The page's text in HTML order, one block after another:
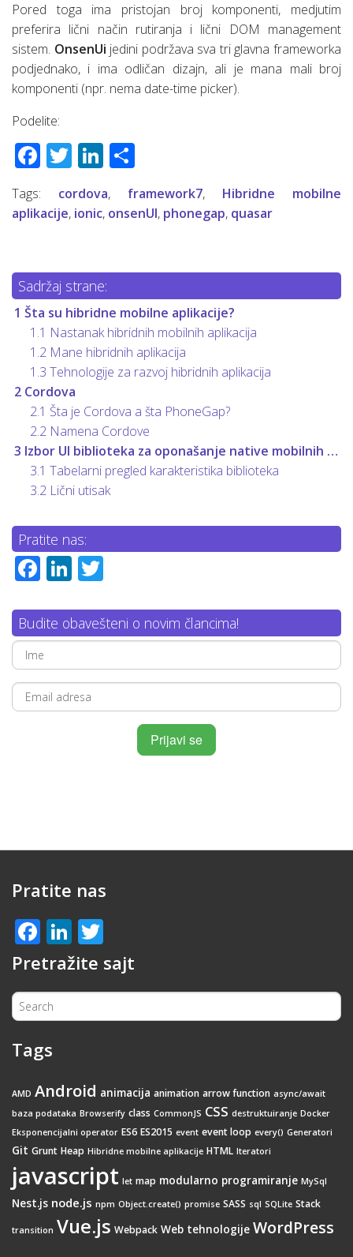
Pored toga ima pristojan broj komponenti, medjutim
preferira lični način rutiranja i lični DOM management
sistem. OnsenUi jedini podržava sva tri glavna frameworka
podjednako, i ima odličan dizajn, ali je mana mali broj
komponenti (npr. nema date-time picker).
Podelite:
Facebook
TwitterLinkedIn
Tags: cordova, framework7, Hibridne mobilne
aplikacije, ionic, onsenUI, phonegap, quasar
Sadržaj strane:
1 Šta su hibridne mobilne aplikacije?
1.1 Nastanak hibridnih mobilnih aplikacija
1.2 Mane hibridnih aplikacija
1.3 Tehnologije za razvoj hibridnih aplikacija
2 Cordova
2.1 Šta je Cordova a šta PhoneGap?
2.2 Namena Cordove
3 Izbor UI biblioteka za oponašanje native mobilnih aplikacija?
3.1 Tabelarni pregled karakteristika biblioteka
3.2 Lični utisak
Pratite nas:
Facebook
LinkedIn
Budite obavešteni o novim člancima!
Pratite nas
Facebook
LinkedIn
Pretražite sajt
Tags
AMD Android animacija animation arrow function async/await
baza podataka Browserify class CommonJS CSS destruktuiranje Docker
Eksponencijalni operator ES6 ES2015 event event loop every() Generatori
Git Grunt Heap Hibridne mobilne aplikacije HTML Iteratori
javascript let map modularno programiranje MySql
Nest.js node.js npm Object.create() promise SASS sql SQLite Stack
transition Vue.js Webpack Web tehnologije WordPress